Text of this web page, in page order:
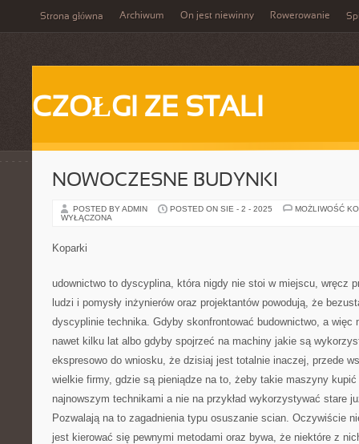
Strona główna Archiwum On jest niewinny Rowerowanie
CZOŁGI ZE STALI
NOWOCZESNE BUDYNKI
POSTED BY ADMIN POSTED ON SIE - 2 - 2025
MOŻLIWOŚĆ
WYŁĄCZONA
Koparki
udownictwo to dyscyplina, która nigdy nie stoi w miejscu, wręcz
ludzi i pomysły inżynierów oraz projektantów powodują, że
dyscyplinie technika. Gdyby skonfrontować budownictwo, a więc
nawet kilku lat albo gdyby spojrzeć na machiny jakie są
ekspresowo do wniosku, że dzisiaj jest totalnie inaczej, przede
wielkie firmy, gdzie są pieniądze na to, żeby takie maszyny
najnowszym technikami a nie na przykład wykorzystywać stare
Pozwalają na to zagadnienia typu osuszanie scian. Oczywiście
jest kierować się pewnymi metodami oraz bywa, że niektóre z